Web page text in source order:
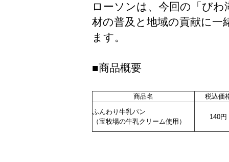
ローソンは、今回の「び
材の普及と地域の貢献に一
ます。
■商品概要
商品名
税込価
ふんわり牛乳パン
（宝牧場の牛乳クリーム使用）
140円